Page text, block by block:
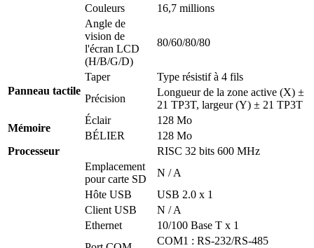
Couleurs
16,7 millions
Angle de
vision de
l'écran LCD
(H/B/G/D)
80/60/80/80
Panneau tactile
Taper
Type résistif à 4 fils
Précision
Longueur de la zone active (X) ±
21 TP3T, largeur (Y) ± 21 TP3T
Mémoire
Éclair
128 Mo
BÉLIER
128 Mo
Processeur
RISC 32 bits 600 MHz
Emplacement
pour carte SD
N / A
Hôte USB
USB 2.0 x 1
Client USB
N / A
Ethernet
10/100 Base T x 1
COM1 : RS-232/RS-485